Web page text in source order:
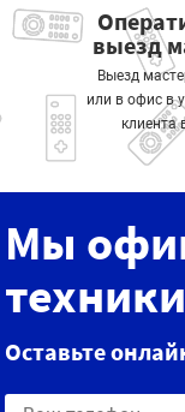
выезд
Выезд
или в офис в
клиента
Мы
Оставьте